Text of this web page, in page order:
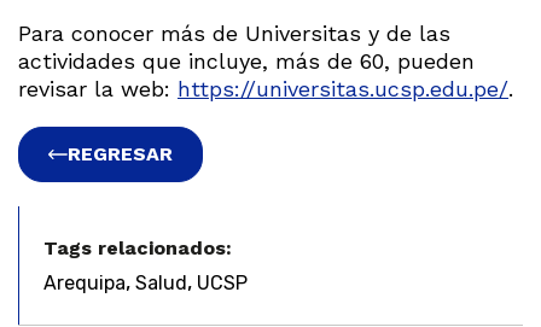
Para conocer más de Universitas y de las
actividades que incluye, más de 60, pueden
revisar la web: https://universitas.ucsp.edu.pe/.
REGRESAR
Tags relacionados:
Arequipa, Salud, UCSP